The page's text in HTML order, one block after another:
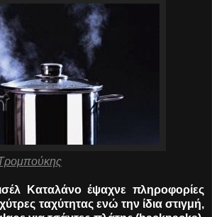
Καταλάνο έψαχνε πληροφορίες
ταχύτητας ενώ την ίδια στιγμή,